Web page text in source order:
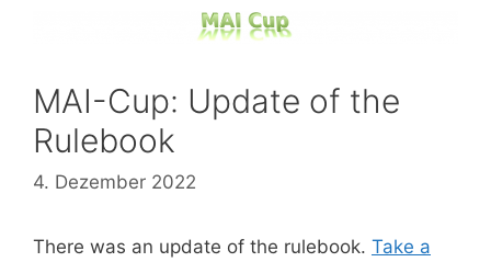
MAI-Cup: Update of the
Rulebook
4. Dezember 2022
There was an update of the rulebook. Take a